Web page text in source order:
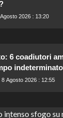
2026 : 13:20
6 coadiutori
8 Agosto 2026 : 12:55